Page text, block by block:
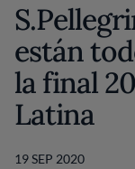
están
la final
Latina
19 SEP 2020